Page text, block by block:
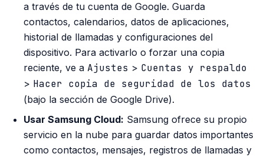
a través de tu cuenta de Google. Guarda
contactos, calendarios, datos de aplicaciones,
historial de llamadas y configuraciones del
dispositivo. Para activarlo o forzar una copia
reciente, ve a Ajustes > Cuentas y respaldo
> Hacer copia de seguridad de los datos
(bajo la sección de Google Drive).
Usar Samsung Cloud: Samsung ofrece su propio
servicio en la nube para guardar datos importantes
como contactos, mensajes, registros de llamadas y